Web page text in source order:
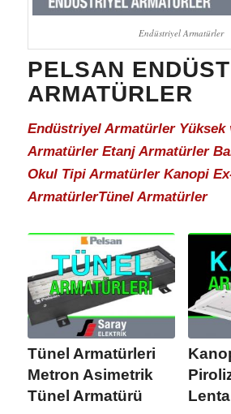
Endüstriyel Armatürler
PELSAN
ARMATÜRLER
Endüstriyel Armatürler Yüksek
Armatürler Etanj Armatürler
Okul Tipi Armatürler Kanopi
ArmatürlerTünel Armatürler
Tünel Armatürleri
Metron Asimetrik
Tünel Armatürü